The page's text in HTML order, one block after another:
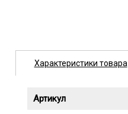
Характеристики товара
Артикул